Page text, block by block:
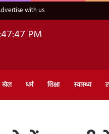
with us
PM
खेल धर्म शिक्षा स्वास्थ्य